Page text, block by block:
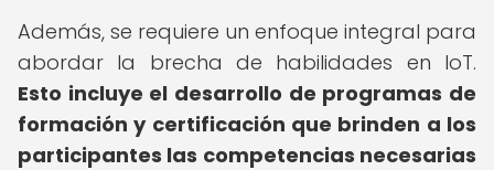
Además, se requiere un enfoque integral para
abordar la brecha de habilidades en IoT.
Esto incluye el desarrollo de programas de
formación y certificación que brinden a los
participantes las competencias necesarias